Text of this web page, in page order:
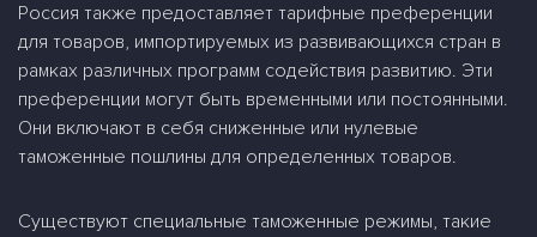
Россия также предоставляет тарифные преференции
для товаров, импортируемых из развивающихся стран в
рамках различных программ содействия развитию. Эти
преференции могут быть временными или постоянными.
Они включают в себя сниженные или нулевые
таможенные пошлины для определенных товаров.
Существуют специальные таможенные режимы, такие